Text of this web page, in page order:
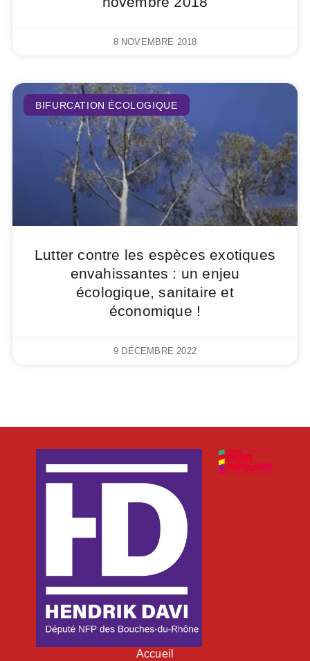
8 NOVEMBRE 2018
BIFURCATION ÉCOLOGIQUE
Lutter contre les espèces exotiques
envahissantes : un enjeu
écologique, sanitaire et
économique !
9 DÉCEMBRE 2022
Accueil